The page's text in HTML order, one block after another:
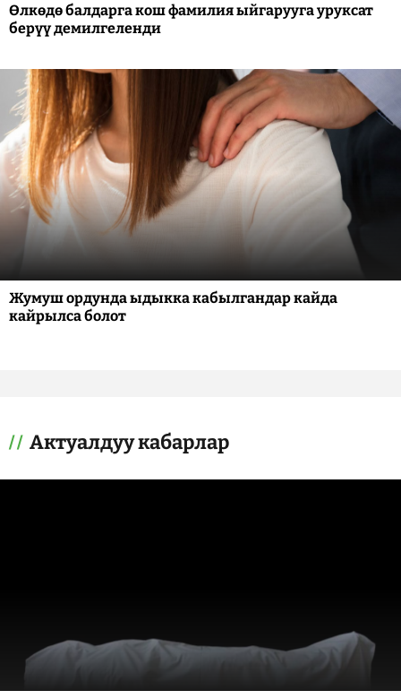
Өлкөдө балдарга кош фамилия ыйгарууга уруксат
берүү демилгеленди
Жумуш ордунда ыдыкка кабылгандар кайда
кайрылса болот
Актуалдуу кабарлар